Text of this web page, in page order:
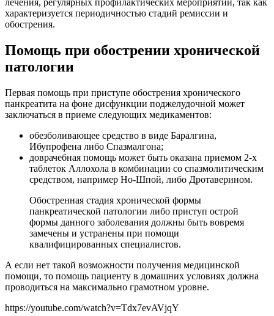
лечения, регулярных профилактических мероприятий, так как
характеризуется периодичностью стадий ремиссии и
обострения.
Помощь при обострении хронической
патологии
Первая помощь при приступе обострения хронического
панкреатита на фоне дисфункции поджелудочной может
заключаться в приеме следующих медикаментов:
обезболивающее средство в виде Баралгина,
Ибупрофена либо Спазмалгона;
доврачебная помощь может быть оказана приемом 2-х
таблеток Аллохола в комбинации со спазмолитическим
средством, например Но-Шпой, либо Дротаверином.
Обостренная стадия хронической формы
панкреатической патологии либо приступ острой
формы данного заболевания должны быть вовремя
замечены и устранены при помощи
квалифицированных специалистов.
А если нет такой возможности получения медицинской
помощи, то помощь пациенту в домашних условиях должна
проводиться на максимально грамотном уровне.
https://youtube.com/watch?v=Tdx7evAVjqY